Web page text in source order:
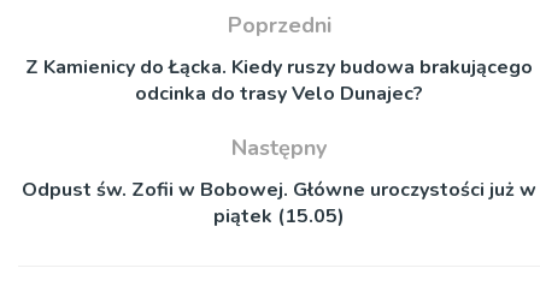
Poprzedni
Z Kamienicy do Łącka. Kiedy ruszy budowa brakującego
odcinka do trasy Velo Dunajec?
Następny
Odpust św. Zofii w Bobowej. Główne uroczystości już w
piątek (15.05)